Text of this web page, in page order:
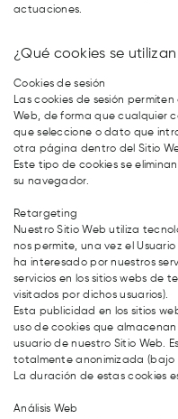
actuaciones.
¿Qué cookies se
Cookies de sesión
Las cookies de sesión
Web, de forma que cualquier
que seleccione o dato que
otra página dentro del Sitio
Este tipo de cookies se
su navegador.
Retargeting
Nuestro Sitio Web utiliza
nos permite, una vez el
ha interesado por nuestros
servicios en los sitios webs de
visitados por dichos usuarios).
Esta publicidad en los sitios
uso de cookies que
usuario de nuestro Sitio Web.
totalmente anonimizada (bajo
La duración de estas cookies
Análisis Web